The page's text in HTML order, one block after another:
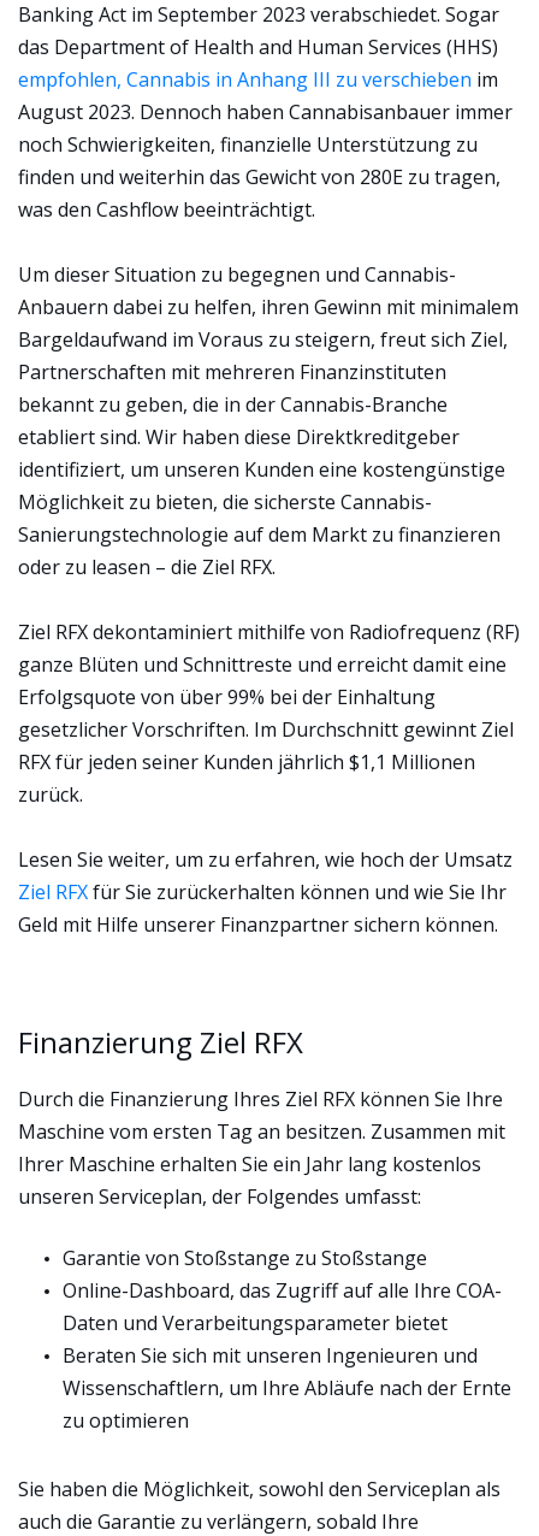
Banking Act im September 2023 verabschiedet. Sogar
das Department of Health and Human Services (HHS)
empfohlen, Cannabis in Anhang III zu verschieben im
August 2023. Dennoch haben Cannabisanbauer immer
noch Schwierigkeiten, finanzielle Unterstützung zu
finden und weiterhin das Gewicht von 280E zu tragen,
was den Cashflow beeinträchtigt.
Um dieser Situation zu begegnen und Cannabis-
Anbauern dabei zu helfen, ihren Gewinn mit minimalem
Bargeldaufwand im Voraus zu steigern, freut sich Ziel,
Partnerschaften mit mehreren Finanzinstituten
bekannt zu geben, die in der Cannabis-Branche
etabliert sind. Wir haben diese Direktkreditgeber
identifiziert, um unseren Kunden eine kostengünstige
Möglichkeit zu bieten, die sicherste Cannabis-
Sanierungstechnologie auf dem Markt zu finanzieren
oder zu leasen – die Ziel RFX.
Ziel RFX dekontaminiert mithilfe von Radiofrequenz (RF)
ganze Blüten und Schnittreste und erreicht damit eine
Erfolgsquote von über 99% bei der Einhaltung
gesetzlicher Vorschriften. Im Durchschnitt gewinnt Ziel
RFX für jeden seiner Kunden jährlich $1,1 Millionen
zurück.
Lesen Sie weiter, um zu erfahren, wie hoch der Umsatz
Ziel RFXfür Sie zurückerhalten können und wie Sie Ihr
Geld mit Hilfe unserer Finanzpartner sichern können.
Finanzierung Ziel RFX
Durch die Finanzierung Ihres Ziel RFX können Sie Ihre
Maschine vom ersten Tag an besitzen. Zusammen mit
Ihrer Maschine erhalten Sie ein Jahr lang kostenlos
unseren Serviceplan, der Folgendes umfasst:
Garantie von Stoßstange zu Stoßstange
Online-Dashboard, das Zugriff auf alle Ihre COA-
Daten und Verarbeitungsparameter bietet
Beraten Sie sich mit unseren Ingenieuren und
Wissenschaftlern, um Ihre Abläufe nach der Ernte
zu optimieren
Sie haben die Möglichkeit, sowohl den Serviceplan als
auch die Garantie zu verlängern, sobald Ihre